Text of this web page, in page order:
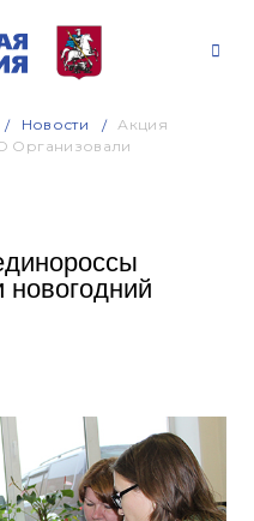
Новости
Акция
Организовали